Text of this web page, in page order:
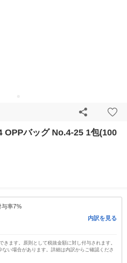
OPPバッグ No.4-25 1包(100
与率7%
内訳を見る
きます。原則として税抜金額に対し付与されます。
い場合があります。詳細は内訳からご確認くださ